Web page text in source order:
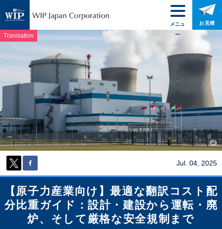
Translation
Jul. 04, 2025
【原子力産業向け】最適な翻訳コスト配
分比重ガイド：設計・建設から運転・廃
炉、そして厳格な安全規制まで
メニュ
ー
お見積